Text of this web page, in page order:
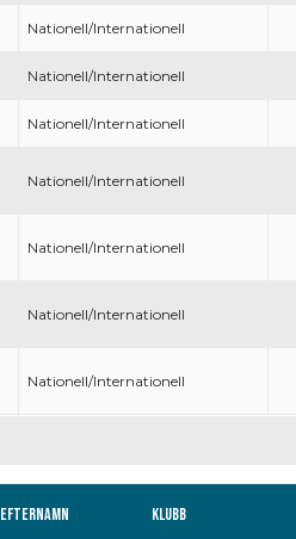
Nationell/Internationell
Nationell/Internationell
Nationell/Internationell
Nationell/Internationell
Nationell/Internationell
Nationell/Internationell
Nationell/Internationell
Efternamn Klubb